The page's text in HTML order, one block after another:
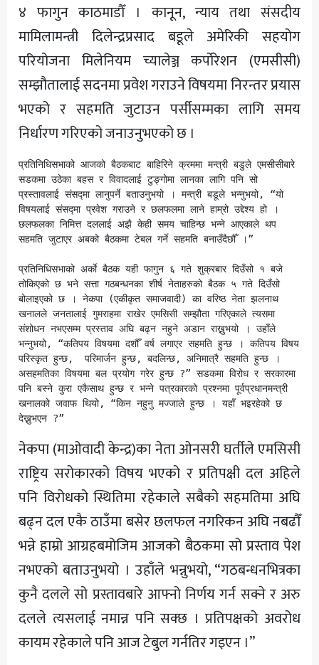
४ फागुन काठमाडौँ । कानून, न्याय तथा संसदीय
मामिलामन्त्री दिलेन्द्रप्रसाद बडूले अमेरिकी सहयोग
परियोजना मिलेनियम च्यालेञ्ज कर्पाेरेशन (एमसीसी)
सम्झौतालाई सदनमा प्रवेश गराउने विषयमा निरन्तर प्रयास
भएको र सहमति जुटाउन पर्सीसम्मका लागि समय
निर्धारण गरिएको जनाउनुभएको छ ।
प्रतिनिधिसभाको आजको बैठकबाट बाहिरिने क्रममा मन्त्री बडुले एमसीसीबारे
सडकमा उठेका बहस र विवादलाई टुङ्गोमा लानका लागि पनि सो
प्रस्तावलाई संसद्मा लानुपर्ने बताउनुभयो । मन्त्री बडूले भन्नुभयो, “यो
विषयलाई संसद्मा प्रवेश गराउने र छलफलमा लाने हाम्रो उद्देश्य हो ।
छलफलका निमित्त दललाई अझै केही समय चाहिन्छ भन्ने आएकाले थप
सहमति जुटाएर अबको बैठकमा टेबल गर्ने सहमति बनाउँदैछौँ ।”
प्रतिनिधिसभाको अर्काे बैठक यही फागुन ६ गते शुक्रबार दिउँसो १ बजे
तोकिएको छ भने सत्ता गठबन्धनका शीर्ष नेताहरुको बैठक ५ गते दिउँसो
बोलाइएको छ । नेकपा (एकीकृत समाजवादी) का वरिष्ठ नेता झलनाथ
खनालले जनतालाई गुमराहमा राखेर एमसिसी सम्झौता गरिएकाले त्यसमा
संशोधन नभएसम्म प्रस्ताव अघि बढ्न नहुने अडान राख्नुभयो । उहाँले
भन्नुभयो, “कतिपय विषयमा दशौँ वर्ष लगाएर सहमति हुन्छ । कतिपय विषय
परिस्कृत हुन्छ,  परिमार्जन हुन्छ, बदलिन्छ, अनिमात्रै सहमति हुन्छ ।
असहमतिका विषयमा बल प्रयोग गरेर हुन्छ ?” सडकमा विरोध र सरकारमा
पनि बस्ने कुरा एकैसाथ हुन्छ र भन्ने पत्रकारको प्रश्नमा पूर्वप्रधानमन्त्री
खनालको जवाफ थियो, “किन नहुनु मज्जाले हुन्छ । यहाँ भइरहेको छ
देख्नुभएन ?”
नेकपा (माओवादी केन्द्र)का नेता ओनसरी घर्तीले एमसिसी
राष्ट्रिय सरोकारको विषय भएको र प्रतिपक्षी दल अहिले
पनि विरोधको स्थितिमा रहेकाले सबैको सहमतिमा अघि
बढ्न दल एकै ठाउँमा बसेर छलफल नगरिकन अघि नबढौँ
भन्ने हाम्रो आग्रहबमोजिम आजको बैठकमा सो प्रस्ताव पेश
नभएको बताउनुभयो । उहाँले भन्नुभयो, “गठबन्धनभित्रका
कुनै दलले सो प्रस्तावबारे आफ्नो निर्णय गर्न सक्ने र अरु
दलले त्यसलाई नमान्न पनि सक्छ । प्रतिपक्षको अवरोध
कायम रहेकाले पनि आज टेबुल गर्नतिर गइएन ।”